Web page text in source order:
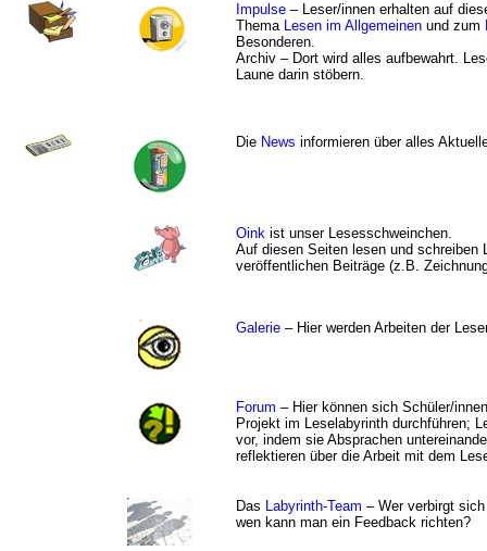
Impulse – Leser/innen erhalten auf
Thema Lesen im Allgemeinen und zum
Besonderen.
Archiv – Dort wird alles aufbewahrt.
Laune darin stöbern.
Die News informieren über alles
Oink ist unser Lesesschweinchen.
Auf diesen Seiten lesen und schreiben
veröffentlichen Beiträge (z.B.
Galerie – Hier werden Arbeiten der
Forum – Hier können sich Schüler/
Projekt im Leselabyrinth durchführen;
vor, indem sie Absprachen
reflektieren über die Arbeit mit dem
Das Labyrinth-Team – Wer verbirgt
wen kann man ein Feedback richten?